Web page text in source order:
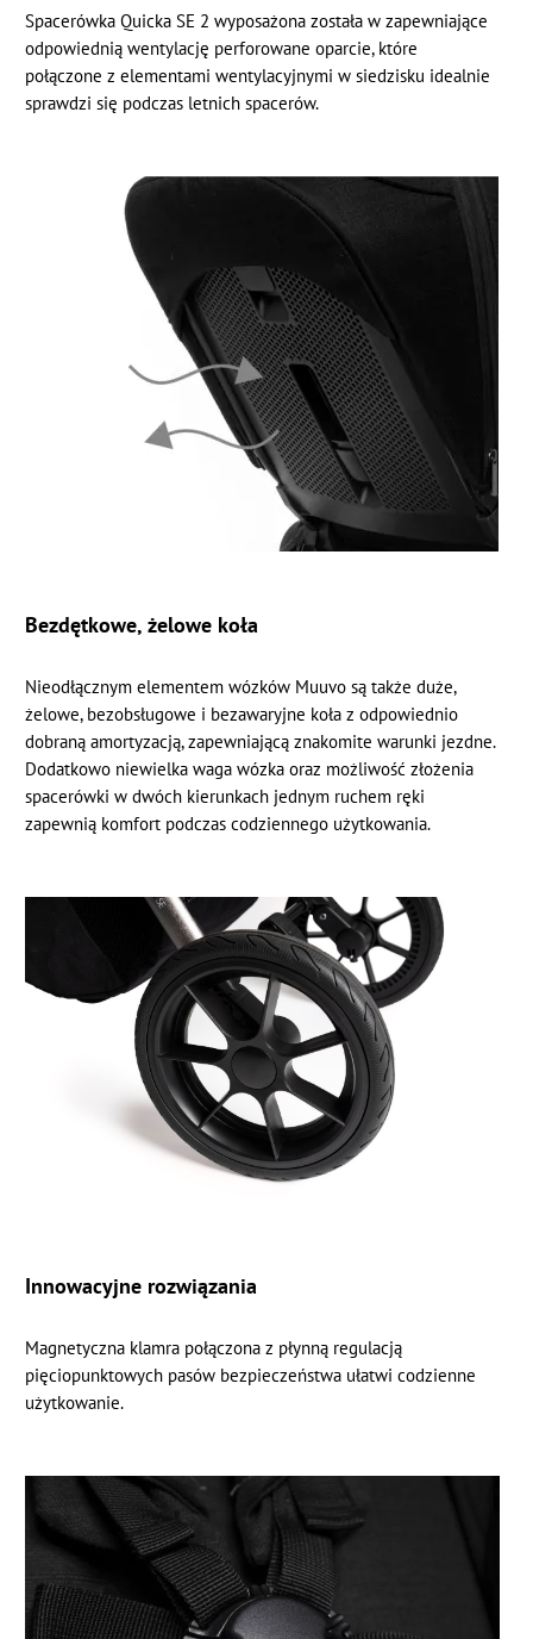
Spacerówka Quicka SE 2 wyposażona została w zapewniające
odpowiednią wentylację perforowane oparcie, które
połączone z elementami wentylacyjnymi w siedzisku idealnie
sprawdzi się podczas letnich spacerów.
Bezdętkowe, żelowe koła
Nieodłącznym elementem wózków Muuvo są także duże,
żelowe, bezobsługowe i bezawaryjne koła z odpowiednio
dobraną amortyzacją, zapewniającą znakomite warunki jezdne.
Dodatkowo niewielka waga wózka oraz możliwość złożenia
spacerówki w dwóch kierunkach jednym ruchem ręki
zapewnią komfort podczas codziennego użytkowania.
Innowacyjne rozwiązania
Magnetyczna klamra połączona z płynną regulacją
pięciopunktowych pasów bezpieczeństwa ułatwi codzienne
użytkowanie.